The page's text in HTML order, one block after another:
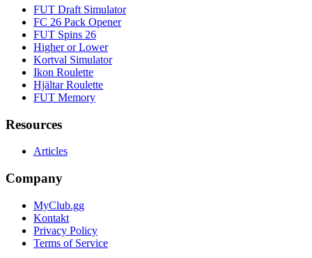
FUT Draft Simulator
FC 26 Pack Opener
FUT Spins 26
Higher or Lower
Kortval Simulator
Ikon Roulette
Hjältar Roulette
FUT Memory
Resources
Articles
Company
MyClub.gg
Kontakt
Privacy Policy
Terms of Service